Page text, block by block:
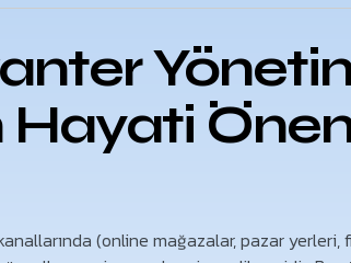
Hayati
(online mağazalar, pazar yerleri,